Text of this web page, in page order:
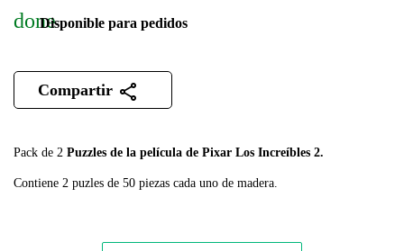
Pack de 2 Puzzles de la película de Pixar Los Increíbles 2.
Contiene 2 puzles de 50 piezas cada uno de madera.
doneDisponible para pedidos
Compartir